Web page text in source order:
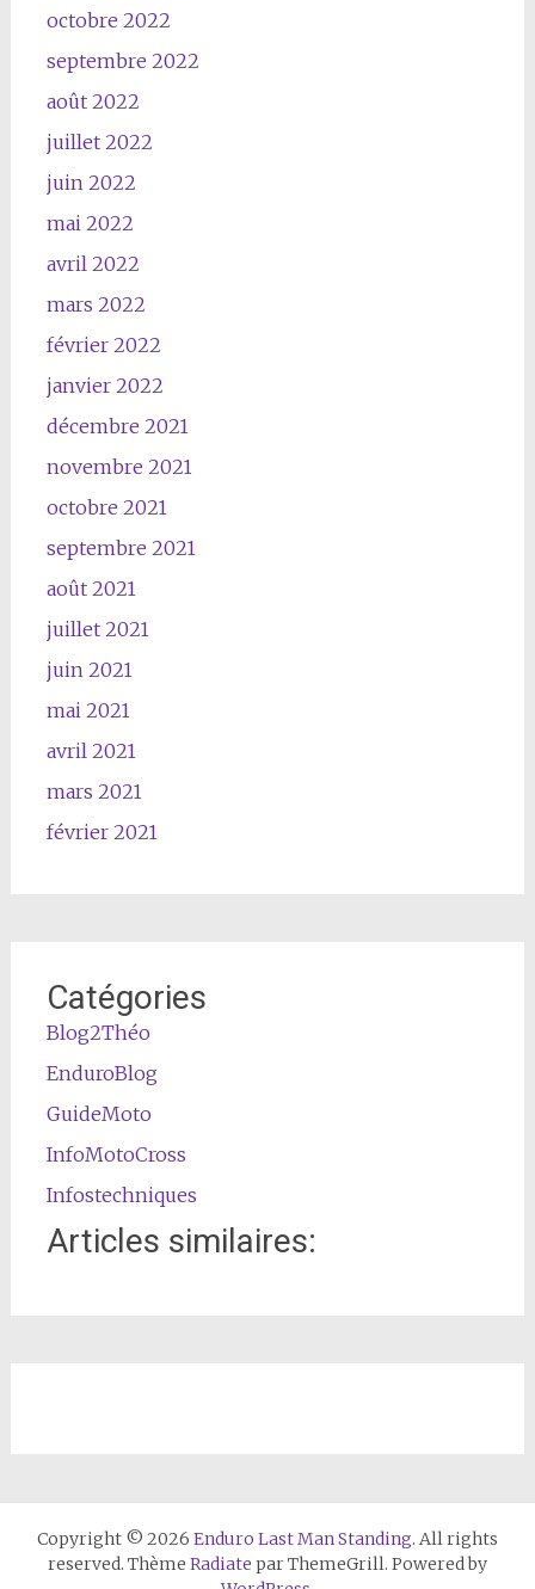
octobre 2022
septembre 2022
août 2022
juillet 2022
juin 2022
mai 2022
avril 2022
mars 2022
février 2022
janvier 2022
décembre 2021
novembre 2021
octobre 2021
septembre 2021
août 2021
juillet 2021
juin 2021
mai 2021
avril 2021
mars 2021
février 2021
Catégories
Blog2Théo
EnduroBlog
GuideMoto
InfoMotoCross
Infostechniques
Articles similaires:
Copyright © 2026 Enduro Last Man Standing. All rights
reserved. Thème Radiate par ThemeGrill. Powered by